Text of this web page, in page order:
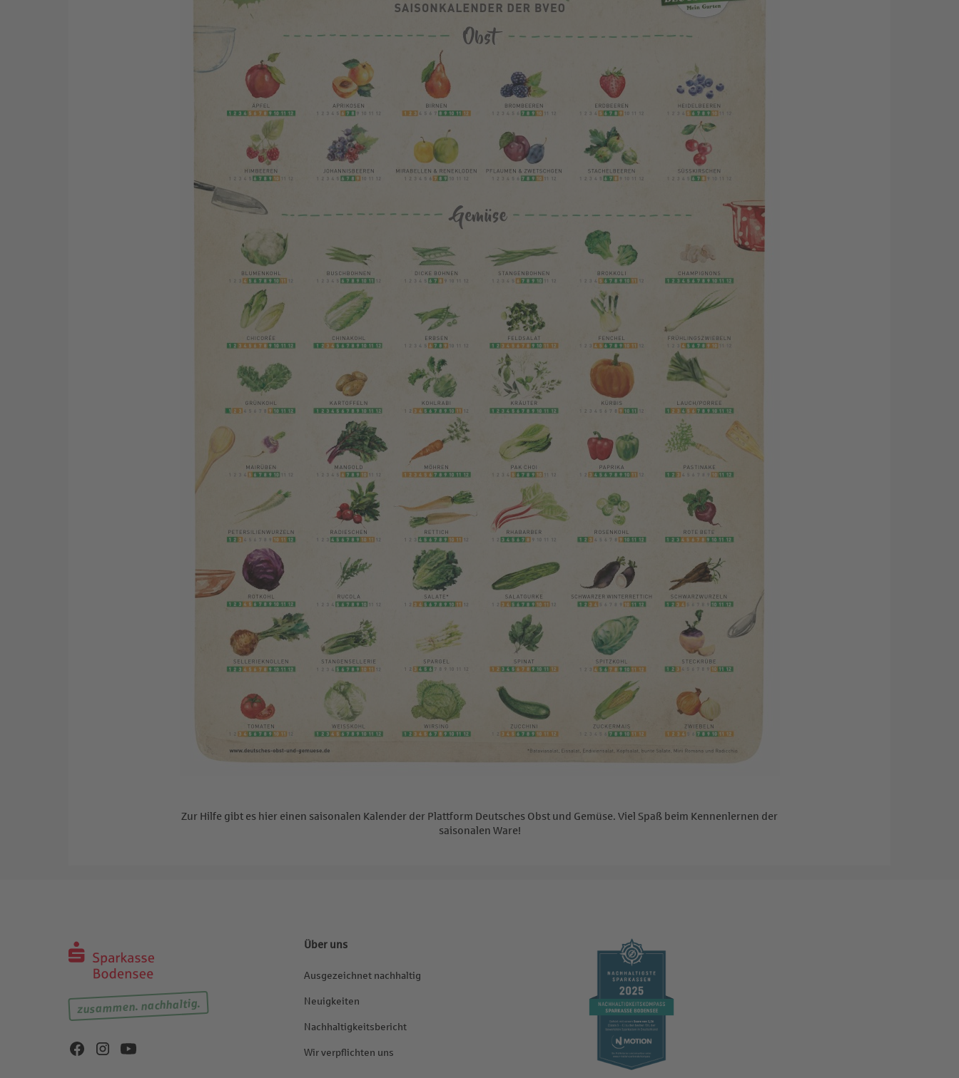
Zur Hilfe gibt es hier einen saisonalen Kalender der Plattform Deutsches Obst und Gemüse. Viel Spaß beim Kennenlernen der
saisonalen Ware!
zusammen. nachhaltig.
Über uns
Ausgezeichnet nachhaltig
Neuigkeiten
Nachhaltigkeitsbericht
Wir verpflichten uns